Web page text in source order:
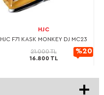
HJC
HJC F71 KASK MONKEY DJ MC23
21.000 TL
16.800 TL
%20
İndirimli